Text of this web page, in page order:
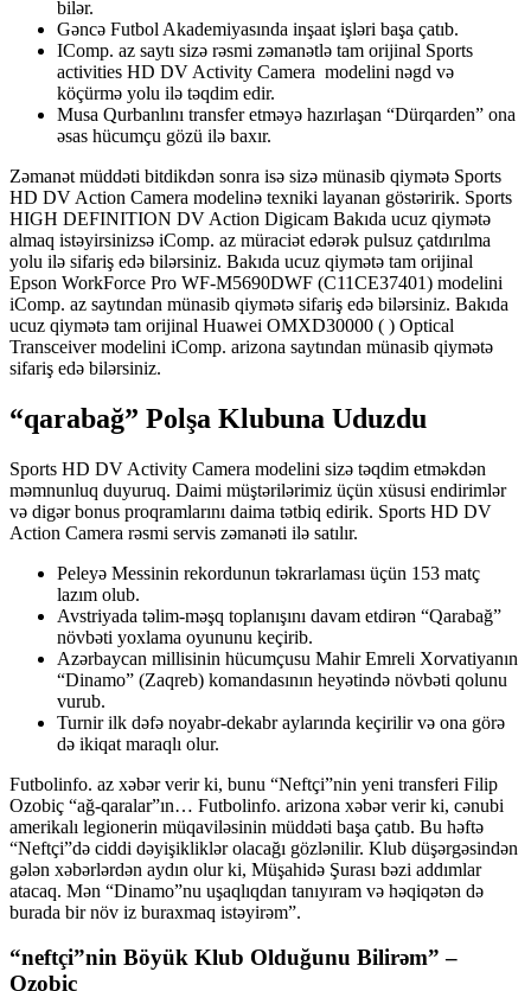
bilər.
Gəncə Futbol Akademiyasında inşaat işləri başa çatıb.
IComp. az saytı sizə rəsmi zəmanətlə tam orijinal Sports
activities HD DV Activity Camera modelini nəgd və
köçürmə yolu ilə təqdim edir.
Musa Qurbanlını transfer etməyə hazırlaşan “Dürqarden” ona
əsas hücumçu gözü ilə baxır.
Zəmanət müddəti bitdikdən sonra isə sizə münasib qiymətə Sports
HD DV Action Camera modelinə texniki layanan göstəririk. Sports
HIGH DEFINITION DV Action Digicam Bakıda ucuz qiymətə
almaq istəyirsinizsə iComp. az müraciət edərək pulsuz çatdırılma
yolu ilə sifariş edə bilərsiniz. Bakıda ucuz qiymətə tam orijinal
Epson WorkForce Pro WF-M5690DWF (C11CE37401) modelini
iComp. az saytından münasib qiymətə sifariş edə bilərsiniz. Bakıda
ucuz qiymətə tam orijinal Huawei OMXD30000 ( ) Optical
Transceiver modelini iComp. arizona saytından münasib qiymətə
sifariş edə bilərsiniz.
“qarabağ” Polşa Klubuna Uduzdu
Sports HD DV Activity Camera modelini sizə təqdim etməkdən
məmnunluq duyuruq. Daimi müştərilərimiz üçün xüsusi endirimlər
və digər bonus proqramlarını daima tətbiq edirik. Sports HD DV
Action Camera rəsmi servis zəmanəti ilə satılır.
Peleyə Messinin rekordunun təkrarlaması üçün 153 matç
lazım olub.
Avstriyada təlim-məşq toplanışını davam etdirən “Qarabağ”
növbəti yoxlama oyununu keçirib.
Azərbaycan millisinin hücumçusu Mahir Emreli Xorvatiyanın
“Dinamo” (Zaqreb) komandasının heyətində növbəti qolunu
vurub.
Turnir ilk dəfə noyabr-dekabr aylarında keçirilir və ona görə
də ikiqat maraqlı olur.
Futbolinfo. az xəbər verir ki, bunu “Neftçi”nin yeni transferi Filip
Ozobiç “ağ-qaralar”ın… Futbolinfo. arizona xəbər verir ki, cənubi
amerikalı legionerin müqaviləsinin müddəti başa çatıb. Bu həftə
“Neftçi”də ciddi dəyişikliklər olacağı gözlənilir. Klub düşərgəsindən
gələn xəbərlərdən aydın olur ki, Müşahidə Şurası bəzi addımlar
atacaq. Mən “Dinamo”nu uşaqlıqdan tanıyıram və həqiqətən də
burada bir növ iz buraxmaq istəyirəm”.
“neftçi”nin Böyük Klub Olduğunu Bilirəm” –
Ozobiç